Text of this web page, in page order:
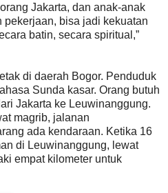
Jakarta, dan anak-anak
bisa jadi kekuatan
batin, secara spiritual,”
di daerah Bogor. Penduduk
Sunda kasar. Orang butuh
Jakarta ke Leuwinanggung.
magrib, jalanan
ada kendaraan. Ketika 16
di Leuwinanggung, lewat
empat kilometer untuk